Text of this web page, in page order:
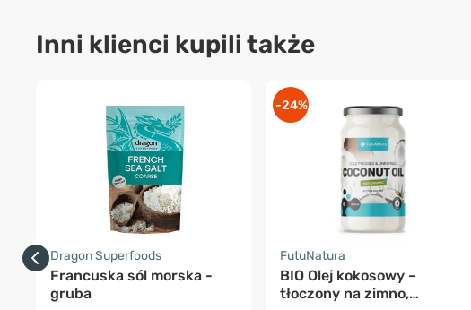
Inni klienci kupili także
Dragon Superfoods
Francuska sól morska -
gruba
-24%
FutuNatura
BIO Olej kokosowy –
tłoczony na zimno,